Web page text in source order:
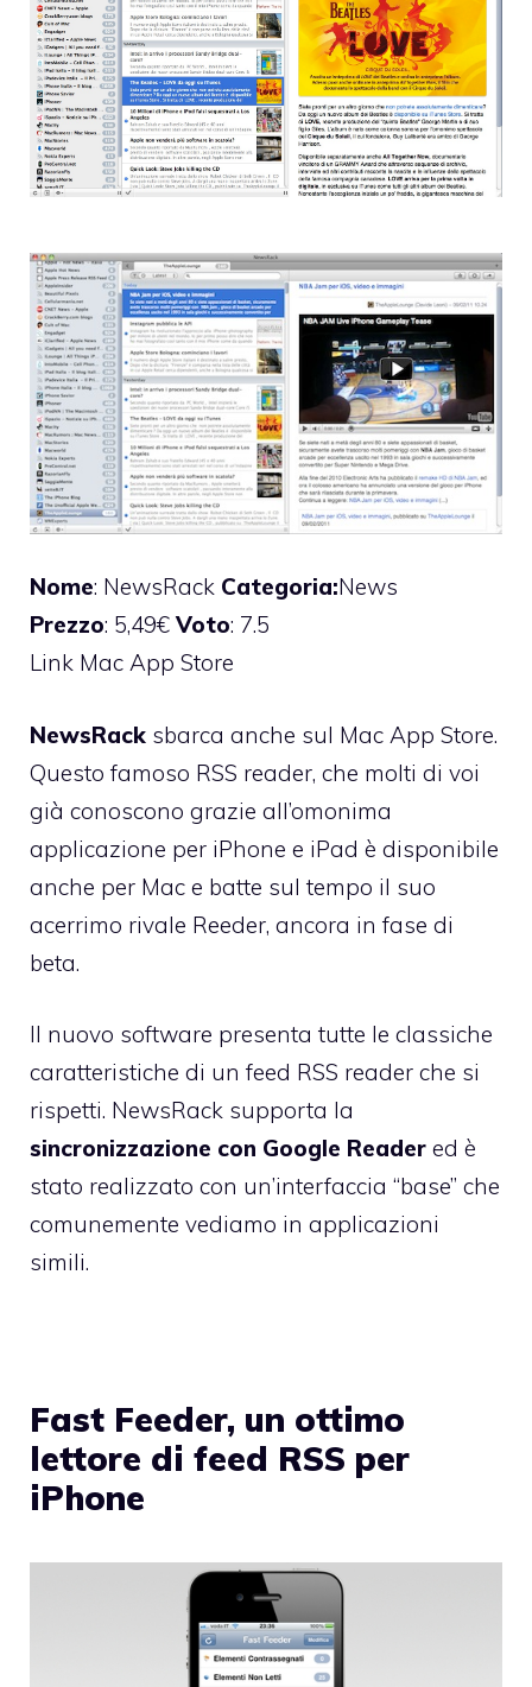
Nome: NewsRack Categoria:News
Prezzo: 5,49€Voto: 7.5
Link Mac App Store
NewsRack sbarca anche sul Mac App Store.
Questo famoso RSS reader, che molti di voi
già conoscono grazie all’omonima
applicazione per iPhone e iPad è disponibile
anche per Mac e batte sul tempo il suo
acerrimo rivale Reeder, ancora in fase di
beta.
Il nuovo software presenta tutte le classiche
caratteristiche di un feed RSS reader che si
rispetti. NewsRack supporta la
sincronizzazione con Google Reader ed è
stato realizzato con un’interfaccia “base” che
comunemente vediamo in applicazioni
simili.
Fast Feeder, un ottimo
lettore di feed RSS per
iPhone